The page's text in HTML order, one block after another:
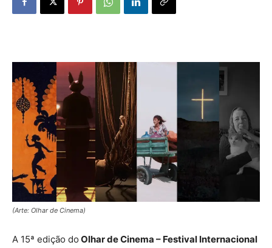
(Arte: Olhar de Cinema)
A 15ª edição do Olhar de Cinema – Festival Internacional